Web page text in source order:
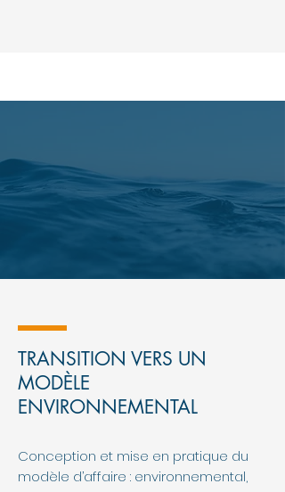
TRANSITION VERS UN
MODÈLE
ENVIRONNEMENTAL
Conception et mise en pratique du
modèle d’affaire : environnemental,